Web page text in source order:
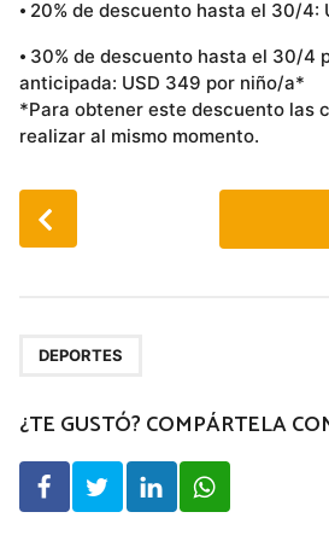
⦁ 20% de descuento hasta el 30/
⦁ 30% de descuento hasta el 30/4
anticipada: USD 349 por niño/a*
*Para obtener este descuento las
realizar al mismo momento.
P
o
i
n
t
DEPORTES
¿TE GUSTÓ? COMPÁRTELA